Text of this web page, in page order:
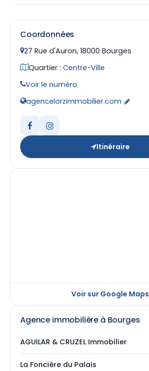
Coordonnées
27 Rue d'Auron, 18000 Bourges
Quartier : Centre-Ville
Voir le numéro
agencelorzimmobilier.com
Itinéraire
Voir sur Google Maps
Agence immobilière à Bourges
AGUILAR & CRUZEL Immobilier
La Foncière du Palais